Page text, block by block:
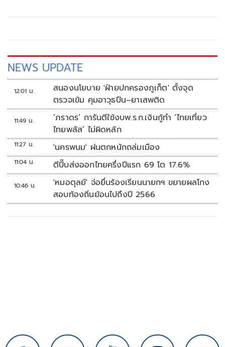
NEWS UPDATE
12:01 น.
สนองนโยบาย 'ฝ่ายปกครองภูเก็ต' ตั้งจุด
ตรวจเข้ม คุมอาวุธปืน–ยาเสพติด
11:49 น.
‘ภราดร’ การันตีใช้งบพ.ร.ก.เงินกู้ทำ ‘ไทยเที่ยว
ไทยพลัส’ ไม่ผิดหลัก
11:27 น. 'นครพนม' ฝนตกหนักถล่มเมือง
11:04 น. ตีปี๊บส่งออกไทยครึ่งปีแรก 69 โต 17.6%
10:46 น.
'หมอตุลย์' จ่อยื่นร้องเรียนนายกฯ ขยายผลโกง
สอบท้องถิ่นย้อนไปถึงปี 2566